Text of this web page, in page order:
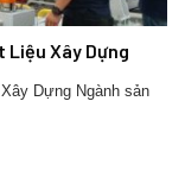
Liệu Xây Dựng
Dựng Ngành sản